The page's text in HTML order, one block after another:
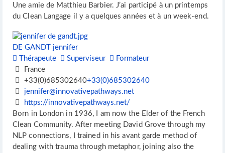
Une amie de Matthieu Barbier. J’ai participé à un printemps
du Clean Langage il y a quelques années et à un week-end.
DE GANDT jennifer
Thérapeute
Superviseur
Formateur
France
+33(0)685302640+33(0)685302640
jennifer@innovativepathways.net
https://innovativepathways.net/
Born in London in 1936, I am now the Elder of the French
Clean Community. After meeting David Grove through my
NLP connections, I trained in his avant garde method of
dealing with trauma through metaphor, joining also the